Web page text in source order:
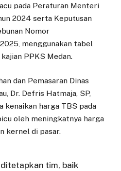
pada Peraturan Menteri
2024 serta Keputusan
Nomor
menggunakan tabel
PPKS Medan.
dan Pemasaran Dinas
Dr. Defris Hatmaja, SP,
kenaikan harga TBS pada
oleh meningkatnya harga
kernel di pasar.
tim, baik